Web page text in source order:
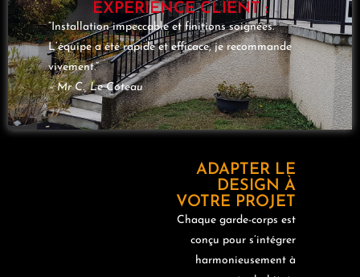
EXPÉRIENCE CLIENT :
“Installation impeccable et finitions soignées.
L’équipe a été rapide et efficace, je recommande
vivement.”
– Mr C., Le Coteau
ADAPTER LE
DESIGN À
VOTRE PROJET
Chaque garde-corps est
conçu pour s’intégrer
harmonieusement à